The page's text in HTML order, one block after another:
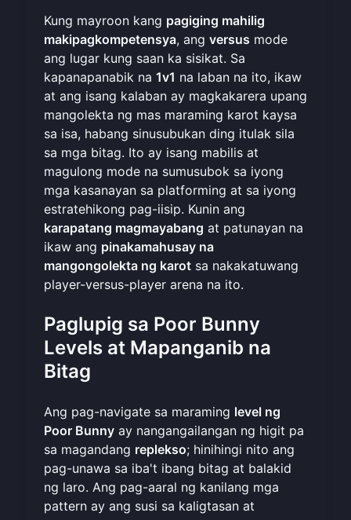
Kung mayroon kang pagiging mahilig
makipagkompetensya, ang versus mode
ang lugar kung saan ka sisikat. Sa
kapanapanabik na 1v1 na laban na ito, ikaw
at ang isang kalaban ay magkakarera upang
mangolekta ng mas maraming karot kaysa
sa isa, habang sinusubukan ding itulak sila
sa mga bitag. Ito ay isang mabilis at
magulong mode na sumusubok sa iyong
mga kasanayan sa platforming at sa iyong
estratehikong pag-iisip. Kunin ang
karapatang magmayabang at patunayan na
ikaw ang pinakamahusay na
mangongolekta ng karot sa nakakatuwang
player-versus-player arena na ito.
Paglupig sa Poor Bunny
Levels at Mapanganib na
Bitag
Ang pag-navigate sa maraming level ng
Poor Bunny ay nangangailangan ng higit pa
sa magandang replekso; hinihingi nito ang
pag-unawa sa iba't ibang bitag at balakid
ng laro. Ang pag-aaral ng kanilang mga
pattern ay ang susi sa kaligtasan at